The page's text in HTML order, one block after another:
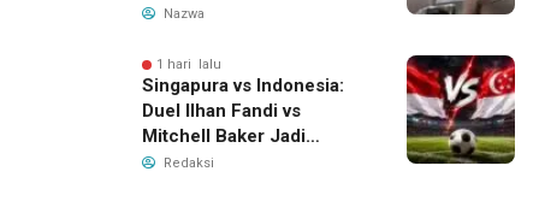
Langkah Antisipasi Krisis
Nazwa
1 hari lalu
Singapura vs Indonesia:
Duel Ilhan Fandi vs
Mitchell Baker Jadi
Sorotan di Piala AFF 2026
Redaksi